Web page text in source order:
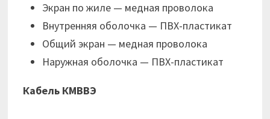
Экран по жиле — медная проволока
Внутренняя оболочка — ПВХ-пластикат
Общий экран — медная проволока
Наружная оболочка — ПВХ-пластикат
Кабель КМВВЭ